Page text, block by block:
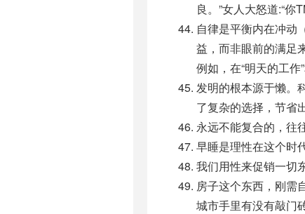
良。”女人大怒道:“
自律是平衡内在冲动
益，而非眼前的满足
例如，在“明天的工作
发明的根本源于懒。
了复杂的选择，节省
永远不能复合的，往
早睡是理性在这个时
我们用性来促销一切
房子这个东西，刚需
城市手里有没有敲门